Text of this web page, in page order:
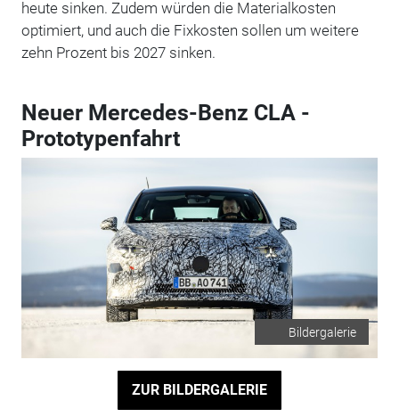
heute sinken. Zudem würden die Materialkosten
optimiert, und auch die Fixkosten sollen um weitere
zehn Prozent bis 2027 sinken.
Neuer Mercedes-Benz CLA -
Prototypenfahrt
Bildergalerie
ZUR BILDERGALERIE